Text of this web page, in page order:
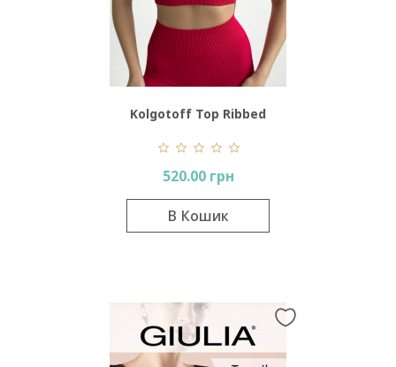
Kolgotoff Top Ribbed
520.00 грн
В Кошик